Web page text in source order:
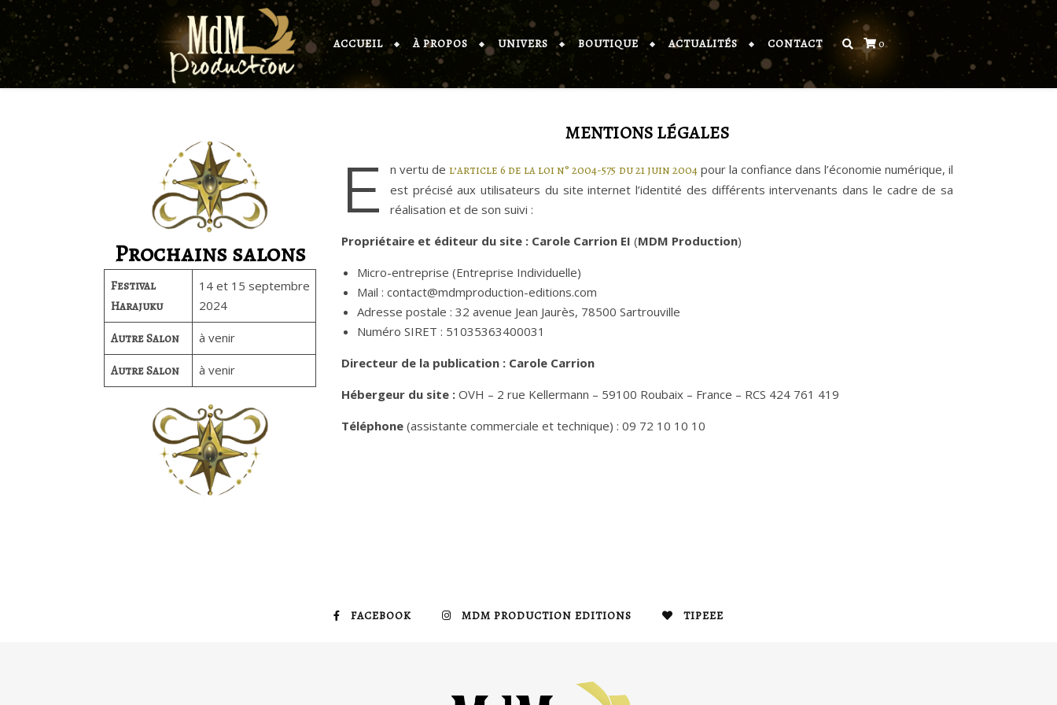
0
ACCUEIL À PROPOS UNIVERS BOUTIQUE ACTUALITÉS CONTACT
Prochains salons
Festival
Harajuku
14 et 15 septembre
2024
Autre Salon à venir
Autre Salon à venir
MENTIONS LÉGALES
E n vertu de l’article 6 de la loi n° 2004-575 du 21 juin 2004pour la confiance dans l’économie numérique, il
est précisé aux utilisateurs du site internet l’identité des différents intervenants dans le cadre de sa
réalisation et de son suivi :
Propriétaire et éditeur du site : Carole Carrion EI (MDM Production)
Micro-entreprise (Entreprise Individuelle)
Mail : contact@mdmproduction-editions.com
Adresse postale : 32 avenue Jean Jaurès, 78500 Sartrouville
Numéro SIRET : 51035363400031
Directeur de la publication : Carole Carrion
Hébergeur du site : OVH – 2 rue Kellermann – 59100 Roubaix – France – RCS 424 761 419
Téléphone (assistante commerciale et technique) : 09 72 10 10 10
FACEBOOK MDM PRODUCTION EDITIONS TIPEEE